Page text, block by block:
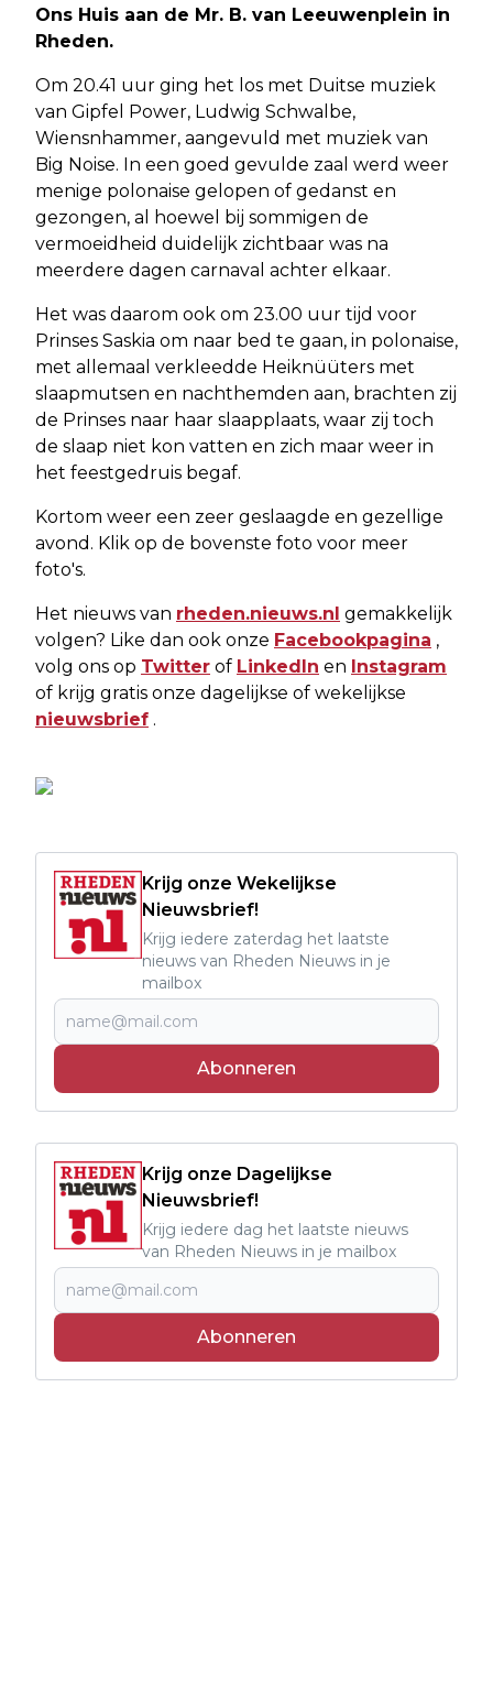
Ons Huis aan de Mr. B. van Leeuwenplein in
Rheden.
Om 20.41 uur ging het los met Duitse muziek
van Gipfel Power, Ludwig Schwalbe,
Wiensnhammer, aangevuld met muziek van
Big Noise. In een goed gevulde zaal werd weer
menige polonaise gelopen of gedanst en
gezongen, al hoewel bij sommigen de
vermoeidheid duidelijk zichtbaar was na
meerdere dagen carnaval achter elkaar.
Het was daarom ook om 23.00 uur tijd voor
Prinses Saskia om naar bed te gaan, in polonaise,
met allemaal verkleedde Heiknüüters met
slaapmutsen en nachthemden aan, brachten zij
de Prinses naar haar slaapplaats, waar zij toch
de slaap niet kon vatten en zich maar weer in
het feestgedruis begaf.
Kortom weer een zeer geslaagde en gezellige
avond. Klik op de bovenste foto voor meer
foto's.
Het nieuws van rheden.nieuws.nl gemakkelijk
volgen? Like dan ook onze Facebookpagina ,
volg ons op Twitter of LinkedIn en Instagram
of krijg gratis onze dagelijkse of wekelijkse
nieuwsbrief .
Krijg onze Wekelijkse
Nieuwsbrief!
Krijg iedere zaterdag het laatste
nieuws van Rheden Nieuws in je
mailbox
Abonneren
Krijg onze Dagelijkse
Nieuwsbrief!
Krijg iedere dag het laatste nieuws
van Rheden Nieuws in je mailbox
Abonneren